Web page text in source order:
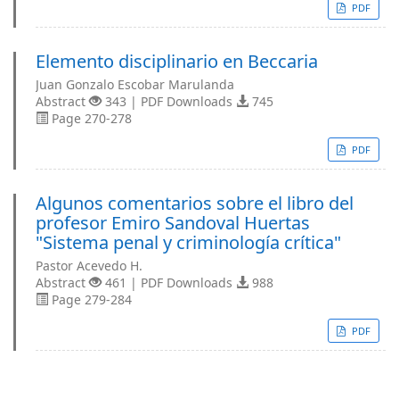
PDF
Elemento disciplinario en Beccaria
Juan Gonzalo Escobar Marulanda
Abstract
343 | PDF Downloads
745
Page 270-278
PDF
Algunos comentarios sobre el libro del
profesor Emiro Sandoval Huertas
"Sistema penal y criminología crítica"
Pastor Acevedo H.
Abstract
461 | PDF Downloads
988
Page 279-284
PDF